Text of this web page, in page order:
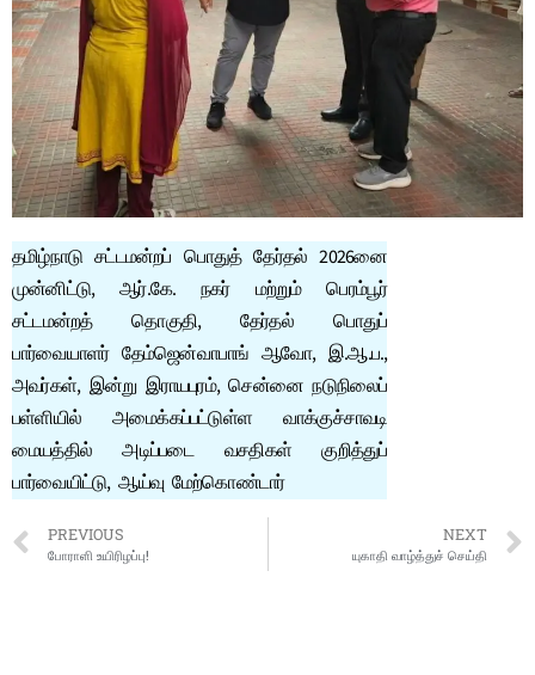
தமிழ்நாடு சட்டமன்றப் பொதுத் தேர்தல் 2026னை
முன்னிட்டு, ஆர்.கே. நகர் மற்றும் பெரம்பூர்
சட்டமன்றத் தொகுதி, தேர்தல் பொதுப்
பார்வையாளர் தேம்ஜென்வாபாங் ஆவோ, இ.ஆ.ப.,
அவர்கள், இன்று இராயபுரம், சென்னை நடுநிலைப்
பள்ளியில் அமைக்கப்பட்டுள்ள வாக்குச்சாவடி
மையத்தில் அடிப்படை வசதிகள் குறித்துப்
பார்வையிட்டு, ஆய்வு மேற்கொண்டார்
PREVIOUS
போராளி உயிரிழப்பு!
NEXT
யுகாதி வாழ்த்துச் செய்தி